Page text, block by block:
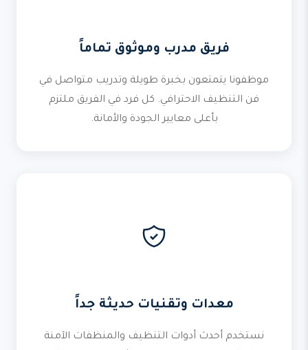
فريق مدرب وموثوق تماماً
موظفونا يتمتعون بخبرة طويلة وتدريب متواصل في
فن التنظيف الاحترافي. كل فرد في الفريق ملتزم
بأعلى معايير الجودة والأمانة.
معدات وتقنيات حديثة جداً
نستخدم أحدث أدوات التنظيف والمنظفات الآمنة